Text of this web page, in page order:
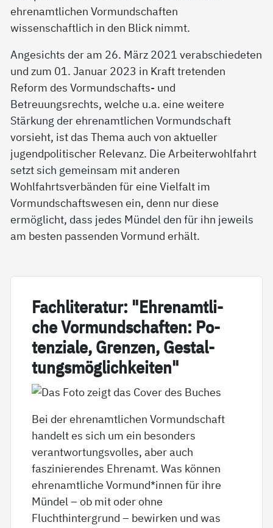
ehrenamtlichen Vormundschaften
wissenschaftlich in den Blick nimmt.
Angesichts der am 26. März 2021 verabschiedeten
und zum 01. Januar 2023 in Kraft tretenden
Reform des Vormundschafts- und
Betreuungsrechts, welche u.a. eine weitere
Stärkung der ehrenamtlichen Vormundschaft
vorsieht, ist das Thema auch von aktueller
jugendpolitischer Relevanz. Die Arbeiterwohlfahrt
setzt sich gemeinsam mit anderen
Wohlfahrtsverbänden für eine Vielfalt im
Vormundschaftswesen ein, denn nur diese
ermöglicht, dass jedes Mündel den für ihn jeweils
am besten passenden Vormund erhält.
Fach­li­te­ra­tur: "Eh­renamt­li­
che Vor­mund­schaf­ten: Po­
ten­zia­le, Gren­zen, Ge­stal­
tungs­mög­lich­kei­ten"
Bei der ehrenamtlichen Vormundschaft
handelt es sich um ein besonders
verantwortungsvolles, aber auch
faszinierendes Ehrenamt. Was können
ehrenamtliche Vormund*innen für ihre
Mündel – ob mit oder ohne
Fluchthintergrund – bewirken und was